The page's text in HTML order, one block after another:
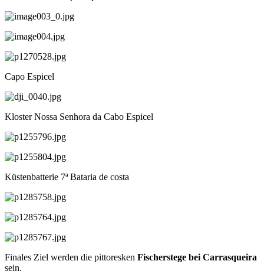
Capo Espicel
Kloster Nossa Senhora da Cabo Espicel
Küstenbatterie 7ª Bataria de costa
Finales Ziel werden die pittoresken Fischerstege bei Carrasqueira
sein.